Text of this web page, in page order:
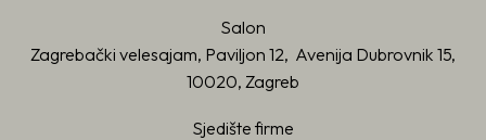
Salon
Zagrebački velesajam, Paviljon 12, Avenija Dubrovnik 15,
10020, Zagreb
Sjedište firme